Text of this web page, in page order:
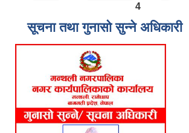
4
सूचना तथा गुनासो सुन्ने अधिकारी